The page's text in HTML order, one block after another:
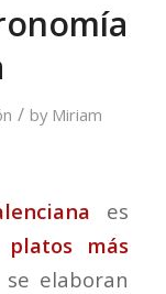
/ by Miriam
es
platos más
elaboran